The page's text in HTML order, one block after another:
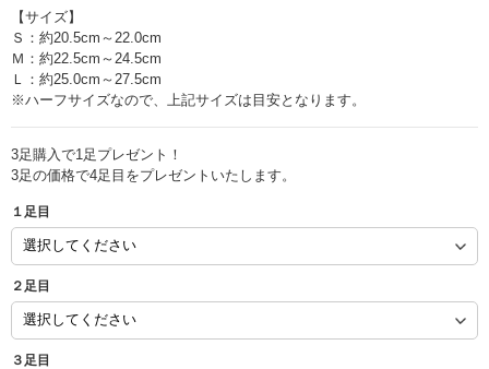
【サイズ】
Ｓ：約20.5cm～22.0cm
Ｍ：約22.5cm～24.5cm
Ｌ：約25.0cm～27.5cm
※ハーフサイズなので、上記サイズは目安となります。
3足購入で1足プレゼント！
3足の価格で4足目をプレゼントいたします。
１足目
２足目
３足目